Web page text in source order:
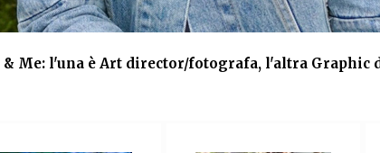
Me: l'una è Art director/fotografa, l'altra Graphic